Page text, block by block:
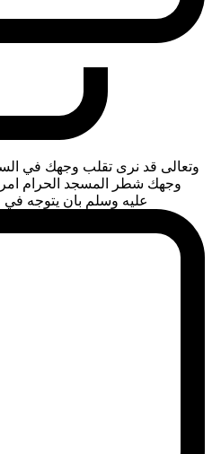
وتعالى قد نرى تقلب وجهك في
وجهك شطر المسجد الحرام امر
عليه وسلم بان يتوجه في